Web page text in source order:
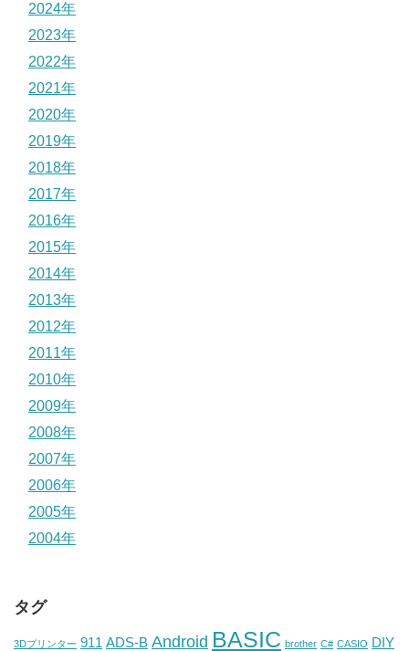
2024年
2023年
2022年
2021年
2020年
2019年
2018年
2017年
2016年
2015年
2014年
2013年
2012年
2011年
2010年
2009年
2008年
2007年
2006年
2005年
2004年
タグ
3Dプリンター 911 ADS-B Android BASIC brother C# CASIO DIY